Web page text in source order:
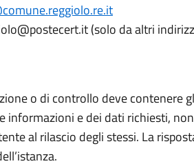
(solo da altri
o di controllo deve contenere
informazioni e dei dati richiesti,
al rilascio degli stessi. La